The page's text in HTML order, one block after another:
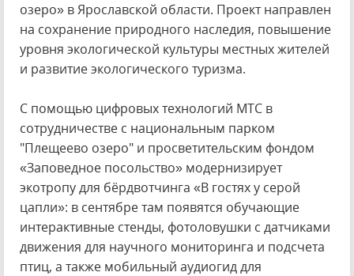
озеро» в Ярославской области. Проект направлен
на сохранение природного наследия, повышение
уровня экологической культуры местных жителей
и развитие экологического туризма.
С помощью цифровых технологий МТС в
сотрудничестве с национальным парком
"Плещеево озеро" и просветительским фондом
«Заповедное посольство» модернизирует
экотропу для бёрдвотчинга «В гостях у серой
цапли»: в сентябре там появятся обучающие
интерактивные стенды, фотоловушки с датчиками
движения для научного мониторинга и подсчета
птиц, а также мобильный аудиогид для